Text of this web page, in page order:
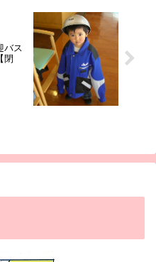
バス
閉